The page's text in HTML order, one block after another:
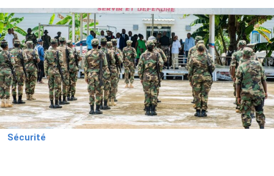
Sécurité